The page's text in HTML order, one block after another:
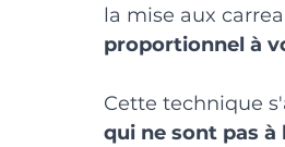
la mise aux
proportionnel à
Cette technique
qui ne sont pas